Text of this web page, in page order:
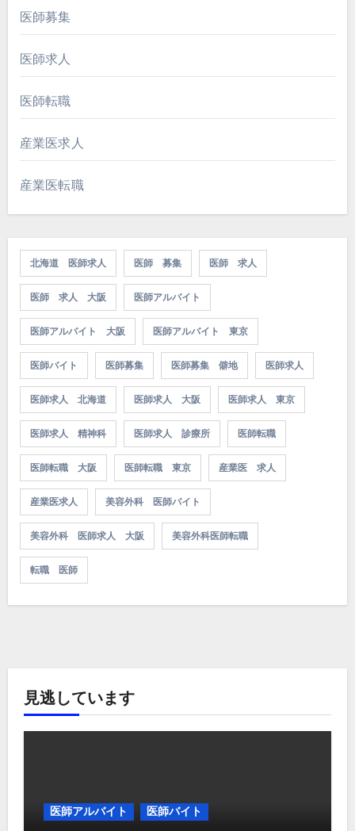
医師募集
医師求人
医師転職
産業医求人
産業医転職
北海道 医師求人 医師 募集 医師 求人
医師 求人 大阪 医師アルバイト
医師アルバイト 大阪 医師アルバイト 東京
医師バイト 医師募集 医師募集 僻地 医師求人
医師求人 北海道 医師求人 大阪 医師求人 東京
医師求人 精神科 医師求人 診療所 医師転職
医師転職 大阪 医師転職 東京 産業医 求人
産業医求人 美容外科 医師バイト
美容外科 医師求人 大阪 美容外科医師転職
転職 医師
見逃しています
医師アルバイト 医師バイト